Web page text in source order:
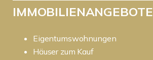
IMMOBILIENANGEBOTE
Eigentumswohnungen
Häuser zum Kauf